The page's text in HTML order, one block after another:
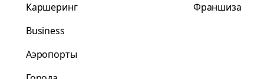
Каршеринг
Business
Аэропорты
Франшиза